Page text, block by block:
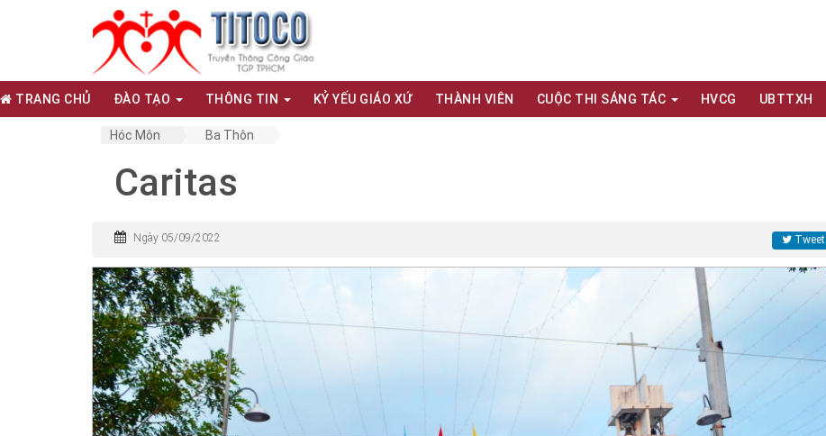
TRANG CHỦ ĐÀO TẠO THÔNG TIN KỶ YẾU GIÁO XỨ THÀNH VIÊN CUỘC THI SÁNG TÁC HVCG UBTTXH
Hóc Môn Ba Thôn
Caritas
Ngày 05/09/2022 Tweet